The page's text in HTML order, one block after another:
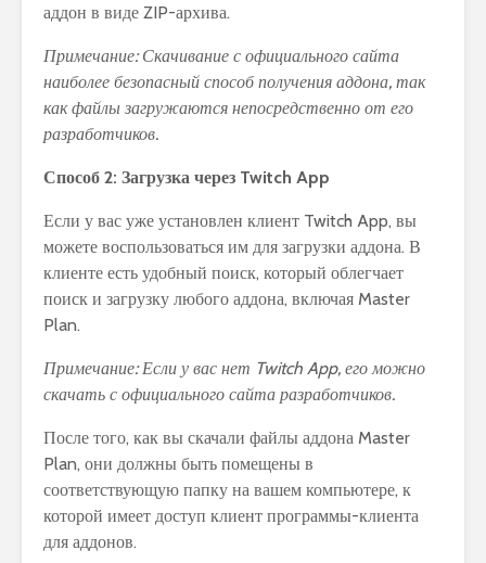
аддон в виде ZIP-архива.
Примечание: Скачивание с официального сайта
наиболее безопасный способ получения аддона, так
как файлы загружаются непосредственно от его
разработчиков.
Способ 2: Загрузка через Twitch App
Если у вас уже установлен клиент Twitch App, вы
можете воспользоваться им для загрузки аддона. В
клиенте есть удобный поиск, который облегчает
поиск и загрузку любого аддона, включая Master
Plan.
Примечание: Если у вас нет Twitch App, его можно
скачать с официального сайта разработчиков.
После того, как вы скачали файлы аддона Master
Plan, они должны быть помещены в
соответствующую папку на вашем компьютере, к
которой имеет доступ клиент программы-клиента
для аддонов.